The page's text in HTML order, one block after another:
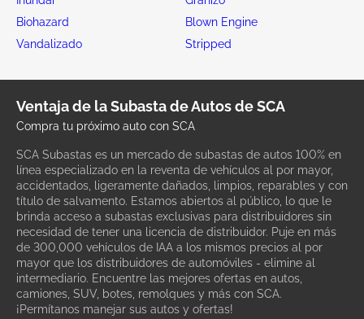
Biohazard
Blown Engine
Vandalizado
Stripped
Ventaja de la Subasta de Autos de SCA
Compra tu próximo auto con SCA
SCA Subastas es un mercado de subastas de autos 100% en
línea especializado en la reventa de vehículos al por mayor,
accidentados, ligeramente dañados, limpios, reparables y con
título de salvamento. Estamos abiertos al público, lo que le
brinda acceso a subastas exclusivas para distribuidores sin
necesidad de tener una licencia de distribuidor. Puje en más
de 300,000 vehículos de IAA a los mismos precios al por
mayor que los distribuidores de automóviles - elimine al
intermediario. Encuentre las mejores ofertas en autos,
camiones, SUV, botes, remolques y más con SCA.
¡Permítanos manejar sus autos y ofertas!